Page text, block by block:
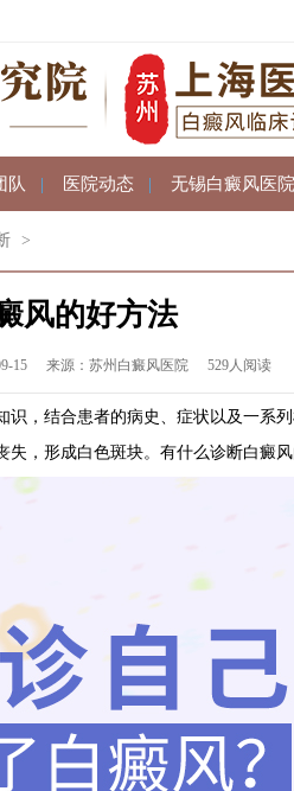
队 | 医院动态 | 无锡白癜风医院
>
风的好方法
15 来源：苏州白癜风医院 529人阅读
，结合患者的病史、症状以及一系
，形成白色斑块。有什么诊断白癜